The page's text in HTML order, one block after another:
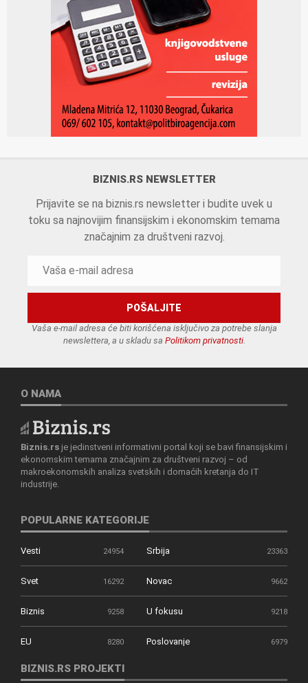
BIZNIS.RS NEWSLETTER
Prijavite se na biznis.rs newsletter i budite uvek u
toku sa najnovijim finansijskim i ekonomskim temama
značajnim za društveni razvoj.
Vaša e-mail adresa će biti korišćena isključivo za potrebe slanja
newslettera, a u skladu sa Politikom privatnosti.
O NAMA
Biznis.rs je jedinstveni informativni portal koji se bavi finansijskim i
ekonomskim temama značajnim za društveni razvoj – od
makroekonomskih analiza svetskih i domaćih kretanja do IT
industrije.
POPULARNE KATEGORIJE
Vesti 24954 Srbija 23363
Svet 16292 Novac 9662
Biznis 9258 U fokusu 9218
EU 8280 Poslovanje 6979
BIZNIS.RS PROJEKTI